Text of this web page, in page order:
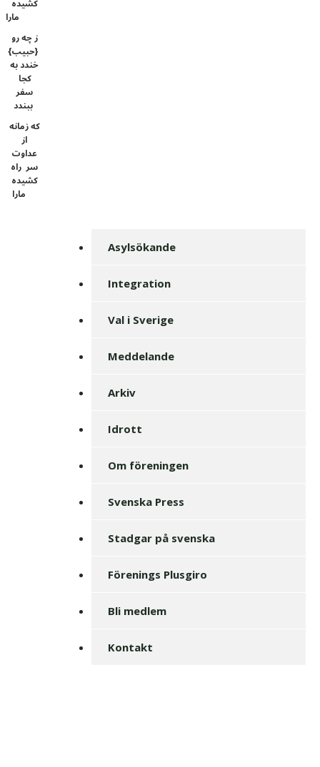
کشیده
ز چه رو
{حبیب}
خندد به
کجا
سفر
ببندد
که زمانه
از
عداوت
سر راه
کشیده
Asylsökande
Integration
Val i Sverige
Meddelande
Arkiv
Idrott
Om föreningen
Svenska Press
Stadgar på svenska
Förenings Plusgiro
Bli medlem
Kontakt